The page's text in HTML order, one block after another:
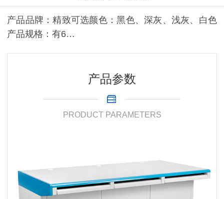
产品品牌：精致可选颜色：黑色、深灰、浅灰、白色
产品规格：有6…
产品参数
PRODUCT PARAMETERS